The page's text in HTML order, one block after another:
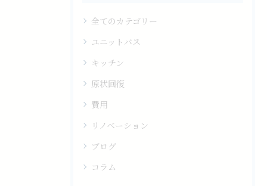
全てのカテゴリー
ユニットバス
キッチン
原状回復
費用
リノベーション
ブログ
コラム